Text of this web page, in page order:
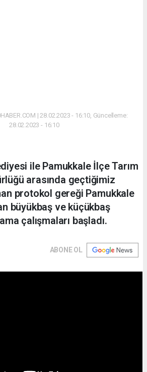
| 28.02.2023 - 16:10, Güncelleme:
28.02.2023 - 16:10
ile Pamukkale İlçe Tarım
arasında geçtiğimiz
protokol gereği Pamukkale
büyükbaş ve küçükbaş
çalışmaları başladı.
ABONE OL